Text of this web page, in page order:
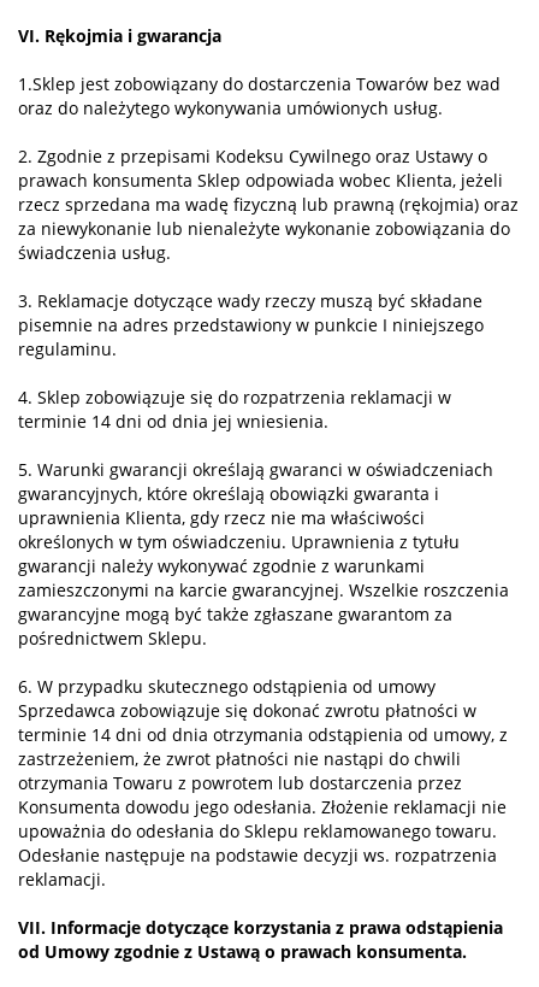
VI. Rękojmia i gwarancja
1.Sklep jest zobowiązany do dostarczenia Towarów bez wad
oraz do należytego wykonywania umówionych usług.
2. Zgodnie z przepisami Kodeksu Cywilnego oraz Ustawy o
prawach konsumenta Sklep odpowiada wobec Klienta, jeżeli
rzecz sprzedana ma wadę fizyczną lub prawną (rękojmia) oraz
za niewykonanie lub nienależyte wykonanie zobowiązania do
świadczenia usług.
3. Reklamacje dotyczące wady rzeczy muszą być składane
pisemnie na adres przedstawiony w punkcie I niniejszego
regulaminu.
4. Sklep zobowiązuje się do rozpatrzenia reklamacji w
terminie 14 dni od dnia jej wniesienia.
5. Warunki gwarancji określają gwaranci w oświadczeniach
gwarancyjnych, które określają obowiązki gwaranta i
uprawnienia Klienta, gdy rzecz nie ma właściwości
określonych w tym oświadczeniu. Uprawnienia z tytułu
gwarancji należy wykonywać zgodnie z warunkami
zamieszczonymi na karcie gwarancyjnej. Wszelkie roszczenia
gwarancyjne mogą być także zgłaszane gwarantom za
pośrednictwem Sklepu.
6. W przypadku skutecznego odstąpienia od umowy
Sprzedawca zobowiązuje się dokonać zwrotu płatności w
terminie 14 dni od dnia otrzymania odstąpienia od umowy, z
zastrzeżeniem, że zwrot płatności nie nastąpi do chwili
otrzymania Towaru z powrotem lub dostarczenia przez
Konsumenta dowodu jego odesłania. Złożenie reklamacji nie
upoważnia do odesłania do Sklepu reklamowanego towaru.
Odesłanie następuje na podstawie decyzji ws. rozpatrzenia
reklamacji.
VII. Informacje dotyczące korzystania z prawa odstąpienia
od Umowy zgodnie z Ustawą o prawach konsumenta.